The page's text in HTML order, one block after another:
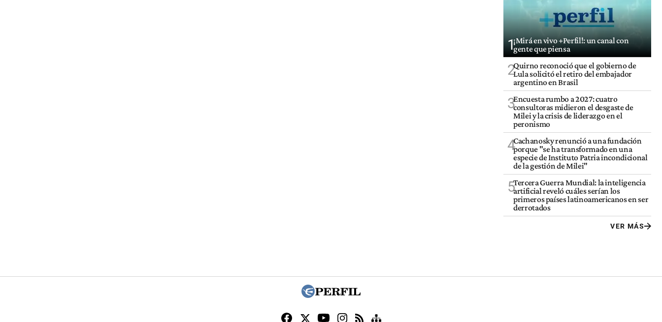
1¡Mirá en vivo +Perfil!: un canal con
gente que piensa
2Quirno reconoció que el gobierno de
Lula solicitó el retiro del embajador
argentino en Brasil
3Encuesta rumbo a 2027: cuatro
consultoras midieron el desgaste de
Milei y la crisis de liderazgo en el
peronismo
4Cachanosky renunció a una fundación
porque "se ha transformado en una
especie de Instituto Patria incondicional
de la gestión de Milei"
5Tercera Guerra Mundial: la inteligencia
artificial reveló cuáles serían los
primeros países latinoamericanos en ser
derrotados
VER MÁS